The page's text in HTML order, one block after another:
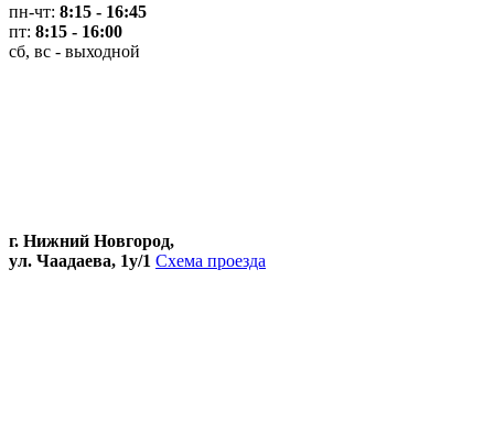
пн-чт: 8:15 - 16:45
пт: 8:15 - 16:00
сб, вс - выходной
г. Нижний Новгород,
ул. Чаадаева, 1у/1 Схема проезда